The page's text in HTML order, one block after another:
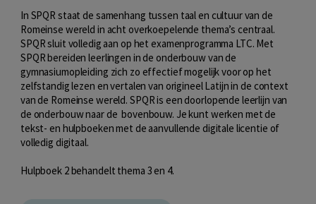
In SPQR staat de samenhang tussen taal en cultuur van de
Romeinse wereld in acht overkoepelende thema’s centraal.
SPQR sluit volledig aan op het examenprogramma LTC. Met
SPQR bereiden leerlingen in de onderbouw van de
gymnasiumopleiding zich zo effectief mogelijk voor op het
zelfstandig lezen en vertalen van origineel Latijn in de context
van de Romeinse wereld. SPQR is een doorlopende leerlijn van
de onderbouw naar de bovenbouw. Je kunt werken met de
tekst- en hulpboeken met de aanvullende digitale licentie of
volledig digitaal.
Hulpboek 2 behandelt thema 3 en 4.